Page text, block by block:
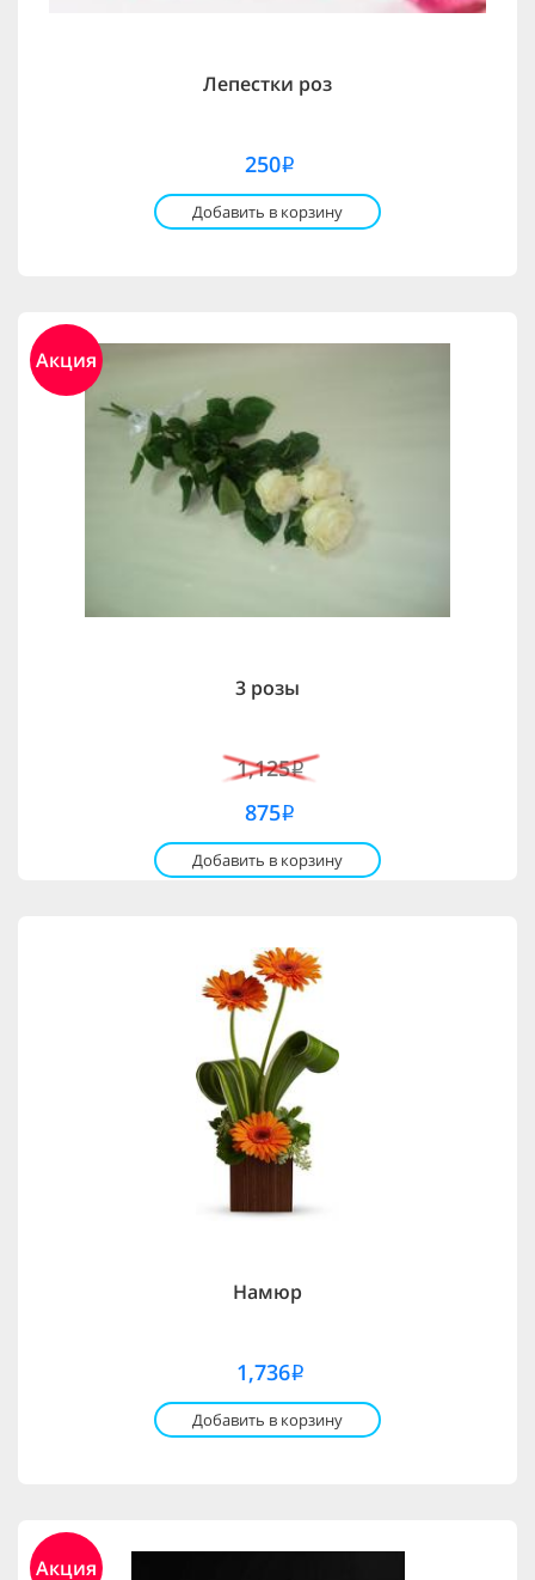
Лепестки роз
250i
Добавить в корзину
Акция
3 розы
1,125i
875i
Добавить в корзину
Намюр
1,736i
Добавить в корзину
Акция